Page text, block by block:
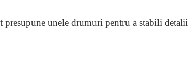
unele drumuri pentru a stabili detalii